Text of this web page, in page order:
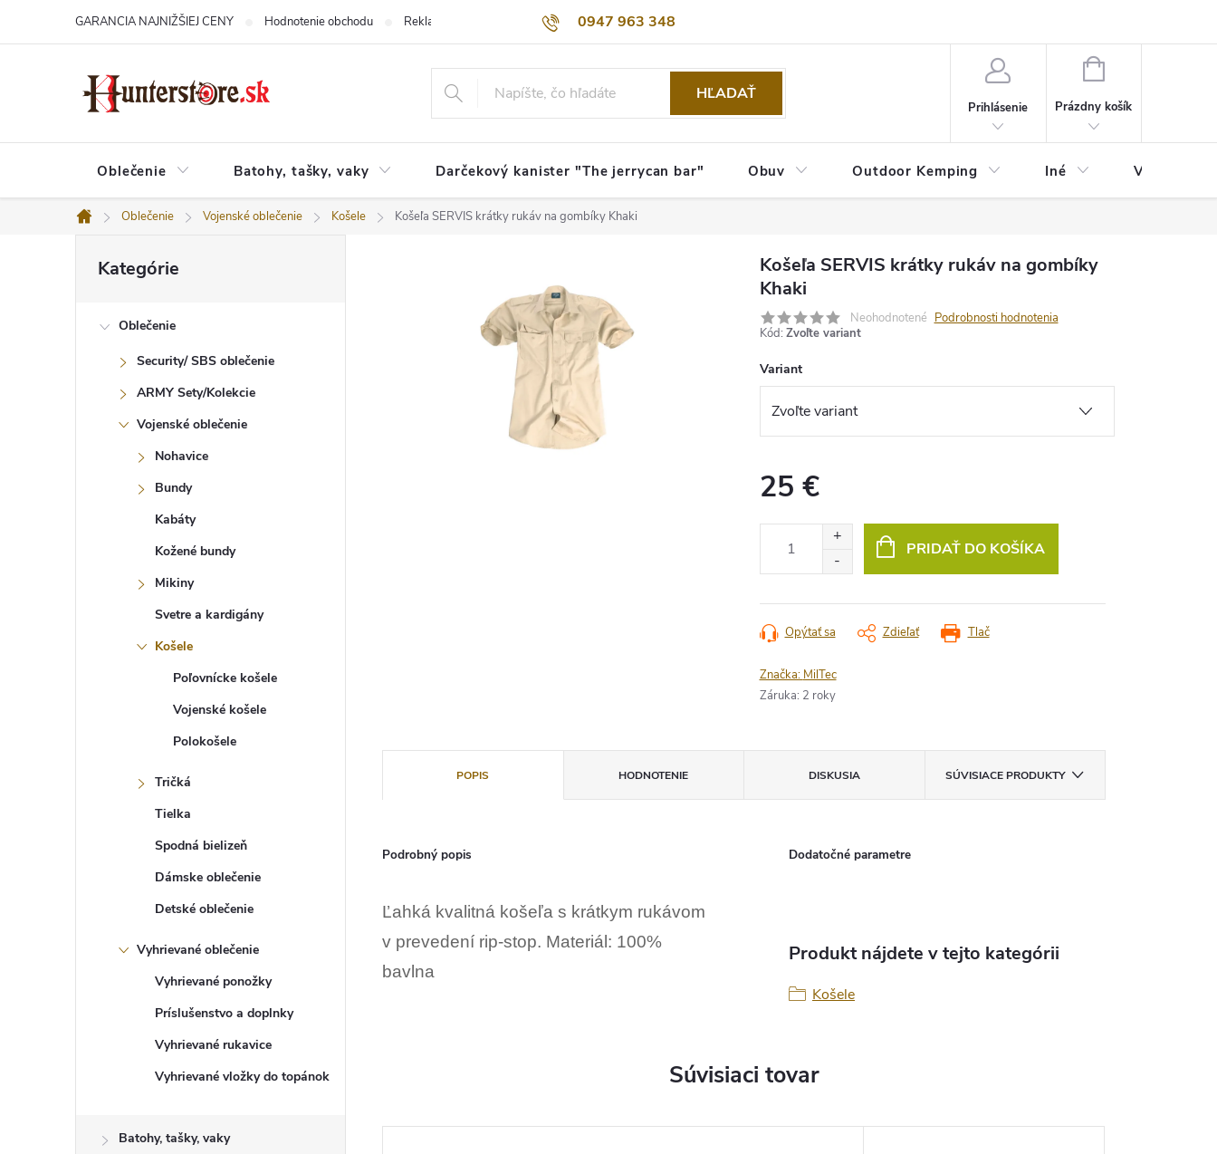
0947 963 348
GARANCIA NAJNIŽŠIEJ CENY Hodnotenie obchodu Reklamačný poriadok Obchodné podmienky
HĽADAŤ
Prihlásenie
NÁKUPNÝ
Prázdny košík
Oblečenie Batohy, tašky, vaky Darčekový kanister "The jerrycan bar" Obuv Outdoor Kemping Iné Veľkostná
Domov
Oblečenie Vojenské oblečenie Košele Košeľa SERVIS krátky rukáv na gombíky Khaki
kategórie
Kategórie
Oblečenie
Security/ SBS oblečenie
ARMY Sety/Kolekcie
Vojenské oblečenie
Nohavice
Bundy
Kabáty
Kožené bundy
Mikiny
Svetre a kardigány
Košele
Poľovnícke košele
Vojenské košele
Polokošele
Tričká
Tielka
Spodná bielizeň
Dámske oblečenie
Detské oblečenie
Vyhrievané oblečenie
Vyhrievané ponožky
Príslušenstvo a doplnky
Vyhrievané rukavice
Vyhrievané vložky do topánok
Batohy, tašky, vaky
Košeľa SERVIS krátky rukáv na gombíky
Khaki
Neohodnotené Podrobnosti hodnotenia
Kód: Zvoľte variant
Variant
25 €
PRIDAŤ DO KOŠÍKA
Tlač
Opýtať sa Zdieľať
Značka: MilTec
Záruka: 2 roky
POPIS HODNOTENIE DISKUSIA SÚVISIACE PRODUKTY
Podrobný popis
Ľahká kvalitná košeľa s krátkym rukávom
v prevedení rip-stop. Materiál: 100%
bavlna
Dodatočné parametre
Produkt nájdete v tejto kategórii
Košele
Súvisiaci tovar